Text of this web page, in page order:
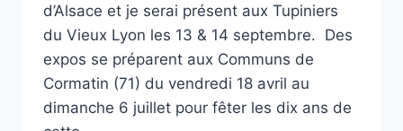
d’Alsace et je serai présent aux Tupiniers
du Vieux Lyon les 13 & 14 septembre. Des
expos se préparent aux Communs de
Cormatin (71) du vendredi 18 avril au
dimanche 6 juillet pour fêter les dix ans de